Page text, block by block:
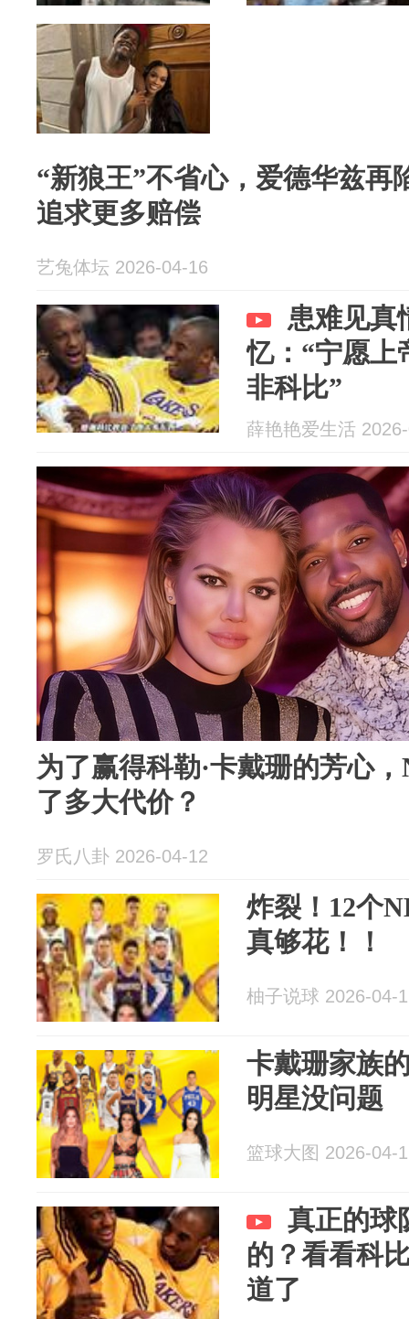
“新狼王”不省心，爱德华兹再
追求更多赔偿
艺兔体坛 2026-04-16
患难见真
忆：“宁愿上
非科比”
薛艳艳爱生活
为了赢得科勒·卡戴珊的芳心
了多大代价？
罗氏八卦 2026-04-12
炸裂！12个
真够花！！
柚子说球 2026-04-
卡戴珊家族
明星没问题
篮球大图 2026-04-
真正的球
的？看看科
道了